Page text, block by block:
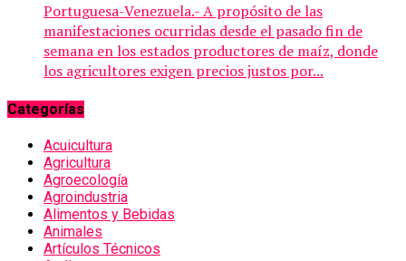
Portuguesa-Venezuela.- A propósito de las
manifestaciones ocurridas desde el pasado fin de
semana en los estados productores de maíz, donde
los agricultores exigen precios justos por...
Categorías
Acuicultura
Agricultura
Agroecología
Agroindustria
Alimentos y Bebidas
Animales
Artículos Técnicos